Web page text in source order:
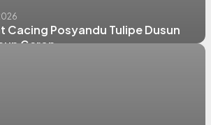
Cacing Posyandu Tulipe Dusun
Garon